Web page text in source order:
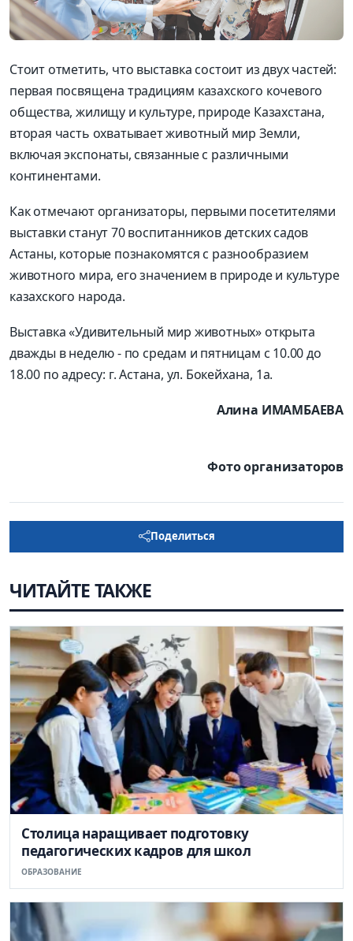
Стоит отметить, что выставка состоит из двух частей:
первая посвящена традициям казахского кочевого
общества, жилищу и культуре, природе Казахстана,
вторая часть охватывает животный мир Земли,
включая экспонаты, связанные с различными
континентами.
Как отмечают организаторы, первыми посетителями
выставки станут 70 воспитанников детских садов
Астаны, которые познакомятся с разнообразием
животного мира, его значением в природе и культуре
казахского народа.
Выставка «Удивительный мир животных» открыта
дважды в неделю - по средам и пятницам с 10.00 до
18.00 по адресу: г. Астана, ул. Бокейхана, 1а.
Алина ИМАМБАЕВА
Фото организаторов
Поделиться
ЧИТАЙТЕ ТАКЖЕ
Столица наращивает подготовку
педагогических кадров для школ
ОБРАЗОВАНИЕ